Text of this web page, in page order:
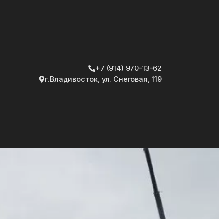
+7 (914) 970-13-62
г.Владивосток, ул. Снеговая, 119